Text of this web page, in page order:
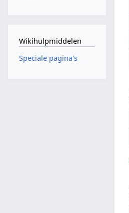
Wikihulpmiddelen
Speciale pagina's